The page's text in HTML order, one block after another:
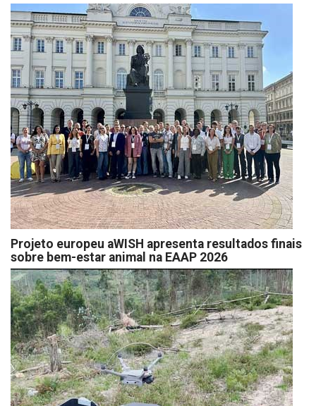
Projeto europeu aWISH apresenta resultados finais
sobre bem-estar animal na EAAP 2026